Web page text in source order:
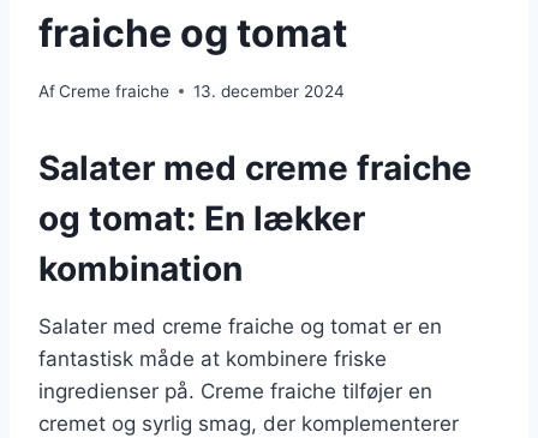
fraiche og tomat
AfCreme fraiche 13. december 2024
Salater med creme fraiche
og tomat: En lækker
kombination
Salater med creme fraiche og tomat er en
fantastisk måde at kombinere friske
ingredienser på. Creme fraiche tilføjer en
cremet og syrlig smag, der komplementerer